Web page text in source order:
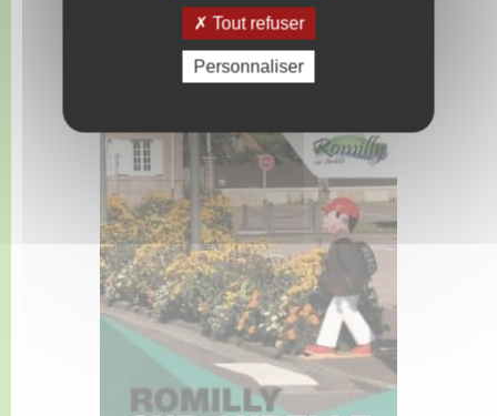
Toutes les actualités
Tout refuser
Personnaliser